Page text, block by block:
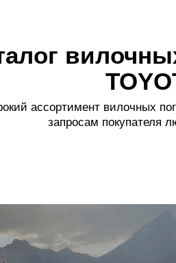
ассортимент вилочных
запросам покупателя